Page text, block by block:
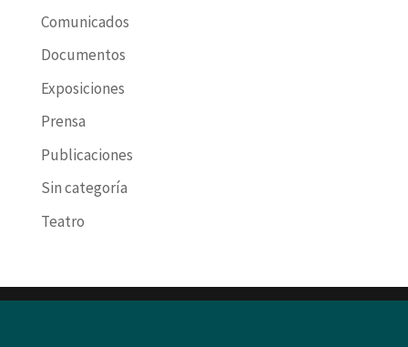
Comunicados
Documentos
Exposiciones
Prensa
Publicaciones
Sin categoría
Teatro